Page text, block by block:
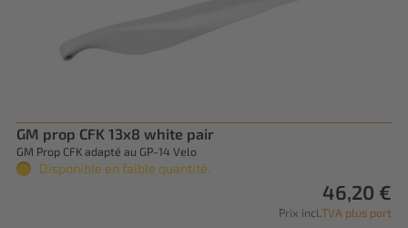
GM prop CFK 13x8 white pair
GM Prop CFK adapté au GP-14 Velo
Disponible en faible quantité.
46,20 €
Prix incl. TVA plus port